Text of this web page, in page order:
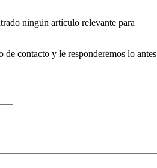
ningún artículo relevante para
contacto y le responderemos lo antes